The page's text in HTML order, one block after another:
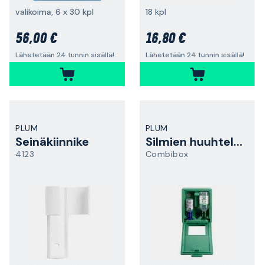
valikoima, 6 x 30 kpl
56,00 €
Lähetetään 24 tunnin sisällä!
18 kpl
16,80 €
Lähetetään 24 tunnin sisällä!
PLUM
Seinäkiinnike
4123
PLUM
Silmien huuhteluasema
Combibox